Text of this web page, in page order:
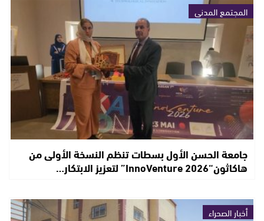
المجتمع المدني
جامعة الحسن الأول بسطات تنظم النسخة الأولى من
هاكاثون“InnoVenture 2026” لتعزيز الابتكار…
أخبار الصحراء